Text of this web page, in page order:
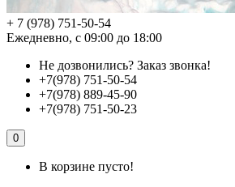
+ 7 (978) 751-50-54
Ежедневно, с 09:00 до 18:00
Не дозвонились? Заказ звонка!
+7(978) 751-50-54
+7(978) 889-45-90
+7(978) 751-50-23
0
В корзине пусто!